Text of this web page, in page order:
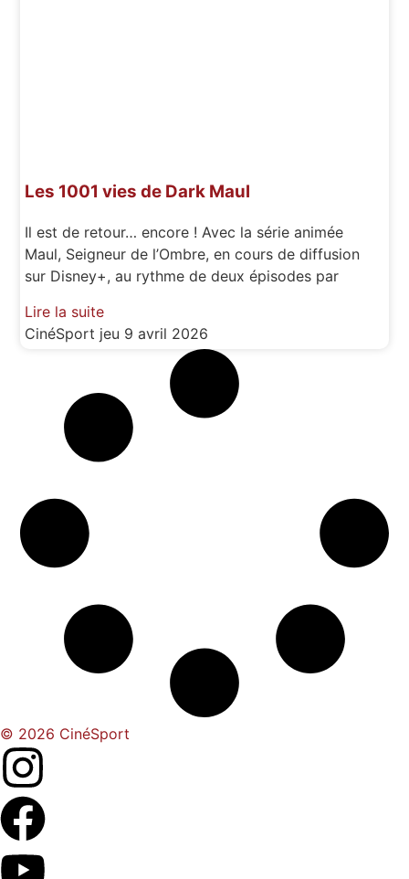
Les 1001 vies de Dark Maul
Il est de retour… encore ! Avec la série animée
Maul, Seigneur de l’Ombre, en cours de diffusion
sur Disney+, au rythme de deux épisodes par
Lire la suite
CinéSport jeu 9 avril 2026
© 2026 CinéSport